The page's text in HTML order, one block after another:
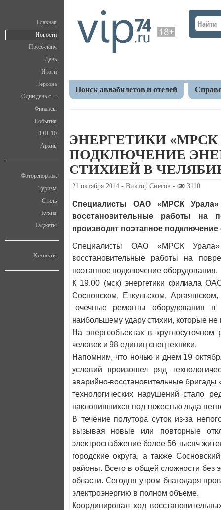
Главная
Новости
Пресс-ланч
День
Итоги
Персона
Один день с ...
Финансы
События
ТОП-10
Архив
Фоторепортаж
Туризм
Стиль
Кухня
Гаджеты
Контакты
Поиск авиабилетов и отелей
ЭНЕРГЕТИКИ
ПОДКЛЮЧЕНИЕ
СТИХИЕЙ В
21 октября 2014 - Виктор Снегов - 3110
Специалисты ОАО «МРСК Урала»
восстановительные работы на
производят поэтапное
Специалисты ОАО «МРСК Урала»
восстановительные работы на
поэтапное подключение оборудования.
К 19.00 (мск) энергетики филиала
Сосновском, Еткульском,
точечные ремонты оборудования в
наибольшему удару стихии, которые
На энергообъектах в
человек и 98 единиц спецтехники.
Напомним, что ночью и днем 19
условий произошел ряд
аварийно-восстановительные
технологических нарушений стало
наклонившихся под тяжестью льда
В течение полутора суток из-за
вызывая новые или повторные
электроснабжение более 56 тысяч
городские округа, а также
районы. Всего в общей сложности без
области. Сегодня утром благодаря
электроэнергию в полном объеме.
Координировал ход